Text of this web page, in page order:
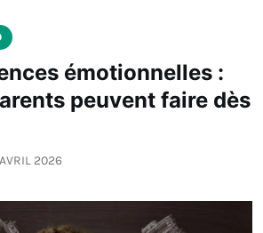
émotionnelles :
peuvent faire dès
2026